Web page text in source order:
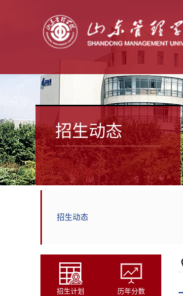
招生动态
招生动态
招生计划 历年分数